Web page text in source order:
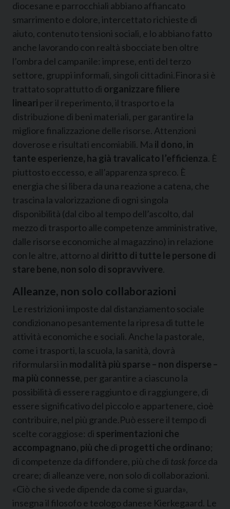
diocesane e parrocchiali abbiano affiancato
smarrimento e dolore, intercettato richieste di
aiuto, contenuto tensioni sociali, e lo abbiano fatto
anche lavorando con realtà sbocciate ben oltre
l’ombra del campanile: imprese, enti del terzo
settore, gruppi informali, singoli cittadini.Finora si è
trattato soprattutto di organizzare filiere
lineari per il reperimento, il trasporto e la
distribuzione di beni materiali, per garantire la
migliore finalizzazione delle risorse. Attenzioni
doverose e risultati encomiabili. Ma il dono, in
tante esperienze, ha già travalicato l’efficienza. È
piuttosto eccesso, e all’apparenza spreco. È
energia che si libera da una reazione a catena, che
trascina la valorizzazione di ogni singola
disponibilità (dal cibo al tempo dell’ascolto, dal
mezzo di trasporto alle competenze amministrative,
dalle risorse economiche al magazzino) in relazione
con le altre, attorno al diritto di tutte le persone di
stare bene, non solo di sopravvivere.
Alleanze, non solo collaborazioni
Le restrizioni imposte dal distanziamento sociale
condizionano pesantemente la ripresa di tutte le
attività economiche e sociali. Anche la pastorale,
come i trasporti, la scuola, la sanità, dovrà
riformularsi in modalità più sparse – non disperse –
ma più connesse, per garantire a ciascuno la
possibilità di essere raggiunto e di raggiungere, di
essere significativo del piccolo e appartenere, cioè
contribuire, nel più grande.Può essere il tempo di
scelte coraggiose: di sperimentazioni che
accompagnano, più che di progetti che ordinano;
di competenze da diffondere, più che di task forceda
creare; di alleanze vere, non solo di collaborazioni.
«Ciò che si vede dipende da come si guarda»,
insegna il filosofo e teologo danese Kierkegaard. Le